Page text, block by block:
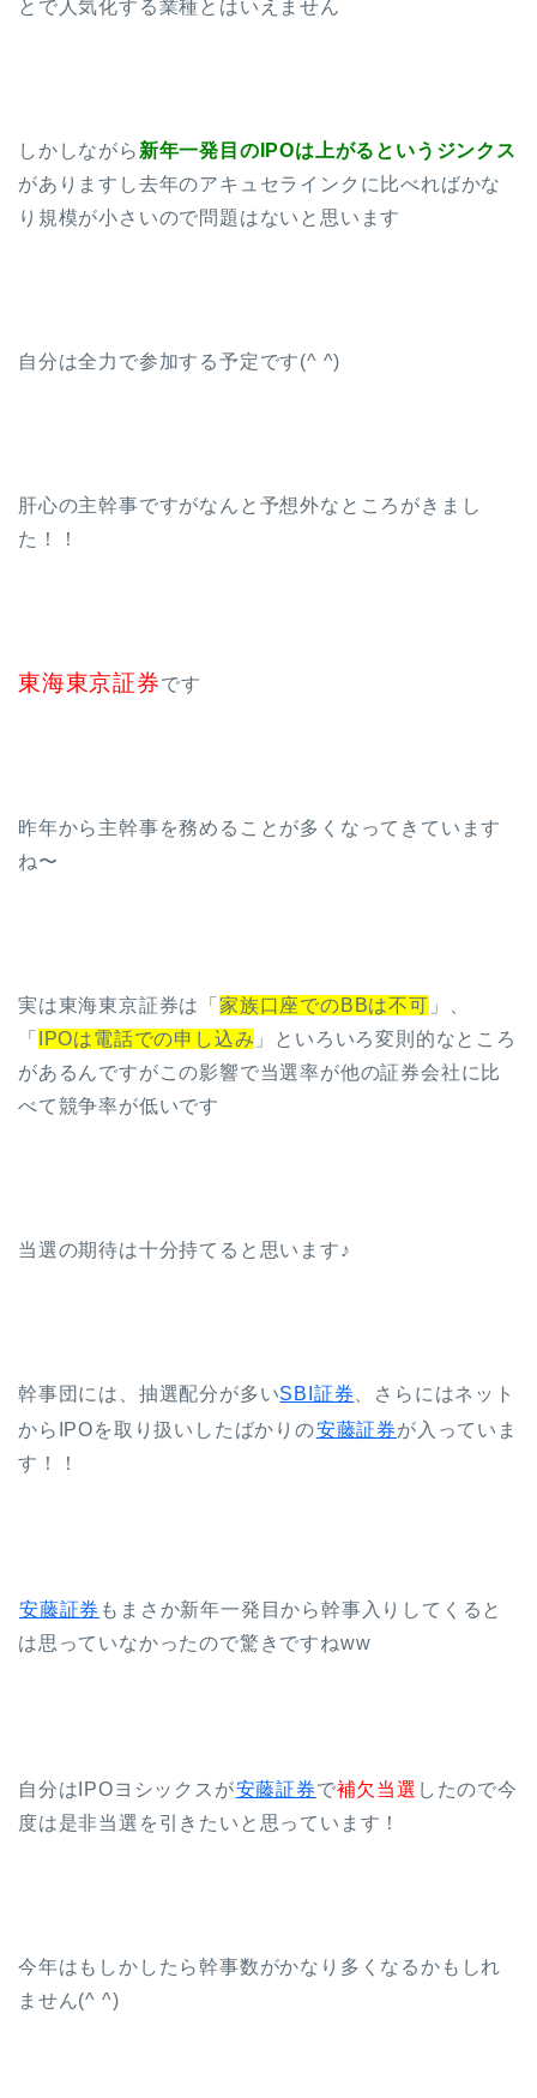
とで人気化する業種とはいえません
しかしながら 新年一発目のIPOは上がるというジンクス
がありますし去年のアキュセラインクに比べればかな
り規模が小さいので問題はないと思います
自分は全力で参加する予定です(^ ^)
肝心の主幹事ですがなんと予想外なところがきまし
た！！
東海東京証券です
昨年から主幹事を務めることが多くなってきています
ね〜
実は東海東京証券は「 家族口座でのBBは不可 」、
「
IPOは電話での申し込み 」といろいろ変則的なところ
があるんですがこの影響で当選率が他の証券会社に比
べて競争率が低いです
当選の期待は十分持てると思います♪
幹事団には、抽選配分が多いSBI証券 、さらにはネット
からIPOを取り扱いしたばかりの安藤証券が入っていま
す！！
安藤証券 もまさか新年一発目から幹事入りしてくると
は思っていなかったので驚きですねww
自分はIPOヨシックスが安藤証券で補欠当選 したので今
度は是非当選を引きたいと思っています！
今年はもしかしたら幹事数がかなり多くなるかもしれ
ません(^ ^)